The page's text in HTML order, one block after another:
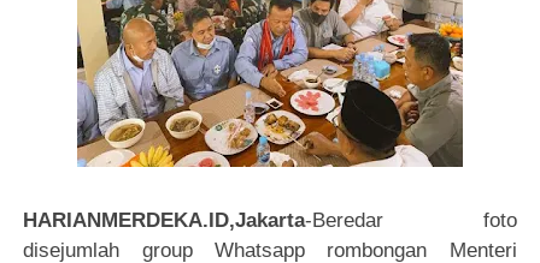
HARIANMERDEKA.ID,Jakarta-Beredar foto
disejumlah group Whatsapp rombongan Menteri